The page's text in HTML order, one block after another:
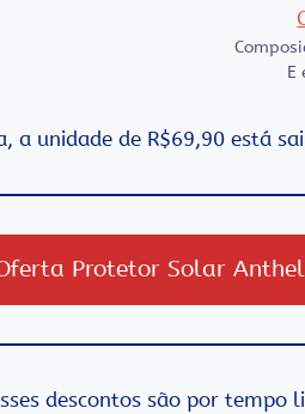
E
a unidade de R$69,90 está
Protetor Solar
descontos são por